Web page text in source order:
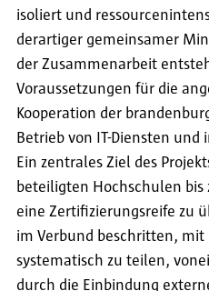
isoliert und
derartiger gemeinsamer
der Zusammenarbeit
Voraussetzungen für die
Kooperation der
Betrieb von IT-Diensten
Ein zentrales Ziel des
beteiligten Hochschulen bis
eine Zertifizierungsreife zu
im Verbund beschritten, mit
systematisch zu teilen,
durch die Einbindung